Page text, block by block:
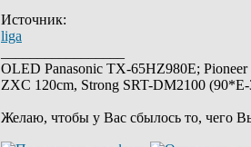
Источник:
liga
OLED Panasonic TX-65HZ980E;
ZXC 120cm, Strong SRT-DM2100
Желаю, чтобы у Вас сбылось то, чего